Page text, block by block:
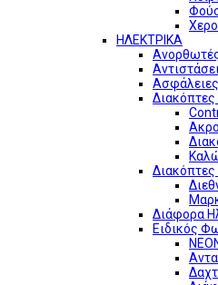
ΗΛΕΚΤΡΙΚΑ
Ασφάλειες
Διάφορα
Ειδικός